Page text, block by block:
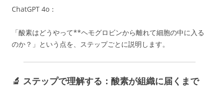
ChatGPT 4o：
「酸素はどうやって**ヘモグロビンから離れて細胞の中に入る
のか？」という点を、ステップごとに説明します。
🔬 ステップで理解する：酸素が組織に届くまで